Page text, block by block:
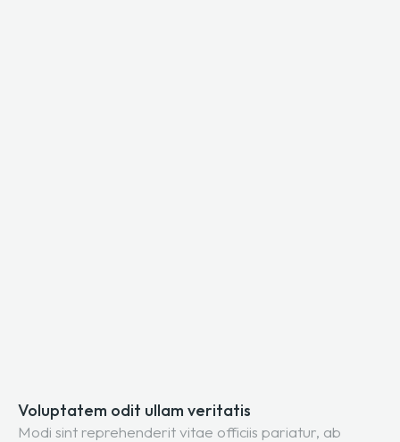
Voluptatem odit ullam veritatis
Modi sint reprehenderit vitae officiis pariatur, ab